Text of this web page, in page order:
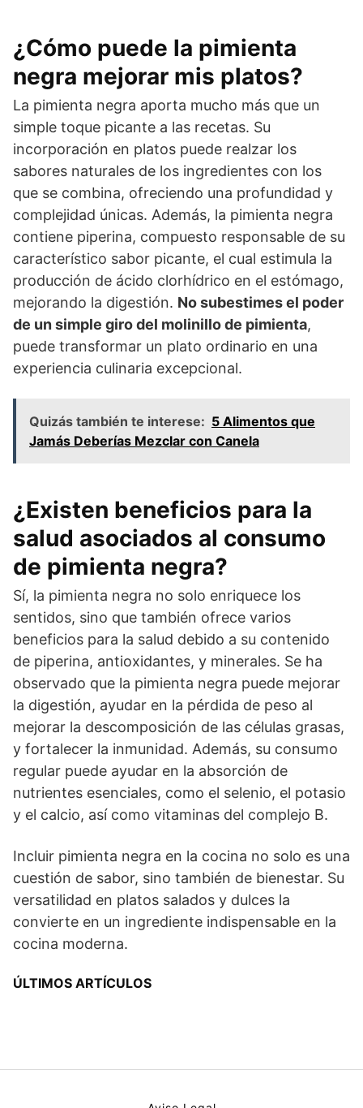
¿Cómo puede la pimienta
negra mejorar mis platos?
La pimienta negra aporta mucho más que un
simple toque picante a las recetas. Su
incorporación en platos puede realzar los
sabores naturales de los ingredientes con los
que se combina, ofreciendo una profundidad y
complejidad únicas. Además, la pimienta negra
contiene piperina, compuesto responsable de su
característico sabor picante, el cual estimula la
producción de ácido clorhídrico en el estómago,
mejorando la digestión. No subestimes el poder
de un simple giro del molinillo de pimienta,
puede transformar un plato ordinario en una
experiencia culinaria excepcional.
Quizás también te interese: 5 Alimentos que
Jamás Deberías Mezclar con Canela
¿Existen beneficios para la
salud asociados al consumo
de pimienta negra?
Sí, la pimienta negra no solo enriquece los
sentidos, sino que también ofrece varios
beneficios para la salud debido a su contenido
de piperina, antioxidantes, y minerales. Se ha
observado que la pimienta negra puede mejorar
la digestión, ayudar en la pérdida de peso al
mejorar la descomposición de las células grasas,
y fortalecer la inmunidad. Además, su consumo
regular puede ayudar en la absorción de
nutrientes esenciales, como el selenio, el potasio
y el calcio, así como vitaminas del complejo B.
Incluir pimienta negra en la cocina no solo es una
cuestión de sabor, sino también de bienestar. Su
versatilidad en platos salados y dulces la
convierte en un ingrediente indispensable en la
cocina moderna.
ÚLTIMOS ARTÍCULOS